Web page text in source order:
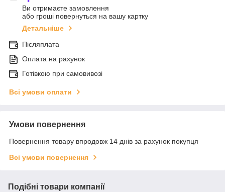
Ви отримаєте замовлення
або гроші повернуться на вашу картку
Детальніше
Післяплата
Оплата на рахунок
Готівкою при самовивозі
Всі умови оплати
Умови повернення
Повернення товару впродовж 14 днів за рахунок покупця
Всі умови повернення
Подібні товари компанії